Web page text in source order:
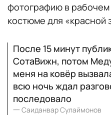
фотографию в
костюме для «красной
После 15 минут
СотаВижн, потом
меня на ковёр
всю ночь ждал
последовало
一 Саиданвар Сулаймонов